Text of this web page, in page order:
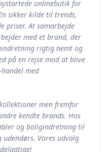
onlinebutik for
sikker kilde til trends,
priser. At samarbejde
med et brand, der
rigtig nemt og
på en rejse mod at blive
med
men fremfor
kendte brands. Hos
og boligindretning til
Vores udvalg